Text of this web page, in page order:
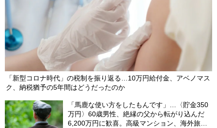
「新型コロナ時代」の税制を振り返る…10万円給付金、アベノマス
ク、納税猶予の5年間はどうだったのか
「馬鹿な使い方をしたもんです」…〈貯金350
万円〉60歳男性、絶縁の父から転がり込んだ
6,200万円に歓喜。高級マンション、海外旅